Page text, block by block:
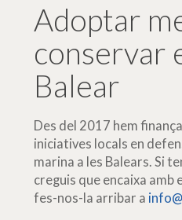
Adoptar
conservar
Balear
Des del 2017 hem
iniciatives locals en
marina a les Balears. Si
creguis que encaixa amb
fes-nos-la arribar a